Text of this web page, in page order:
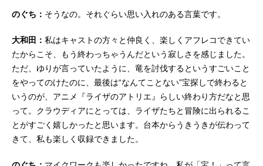
のぐち： そうなの。それぐらい思い入れのある言葉です。
大和田： 私はキャストの方々と仲良く、楽しくアフレコできてい
たからこそ、もう終わっちゃうんだという寂しさを感じました。
ただ、ゆりが言っていたように、竜を討伐するというすごいこと
をやってのけたのに、最後は“なんてことない”宝探しで終わると
いうのが、アニメ『ライザのアトリエ』らしい終わり方だなと思
って。クラウディアにとっては、ライザたちと冒険に出られるこ
とがすごく嬉しかったと思います。台本からうきうきが伝わって
きて、私も楽しく収録できました。